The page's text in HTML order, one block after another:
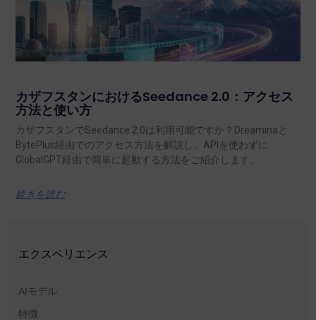
カザフスタンにおけるSeedance 2.0：アクセス
方法と使い方
カザフスタンでSeedance 2.0は利用可能ですか？Dreaminaと
BytePlus経由でのアクセス方法を解説し、APIを使わずに
GlobalGPT経由で簡単に起動する方法をご紹介します。.
続きを読む
エクスペリエンス
AIモデル
特徴